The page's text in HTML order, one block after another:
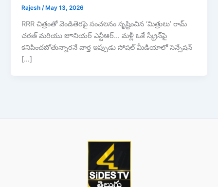
Rajesh/ May 13, 2026
RRR చిత్రంతో వెండితెరపై సంచలనం సృష్టించిన ‘మిత్రులు’ రామ్
చరణ్ మరియు జూనియర్ ఎన్టీఆర్… మళ్లీ ఒకే స్క్రీన్‌పై
కనిపించబోతున్నారనే వార్త ఇప్పుడు సోషల్ మీడియాలో సెన్సేషన్
[…]